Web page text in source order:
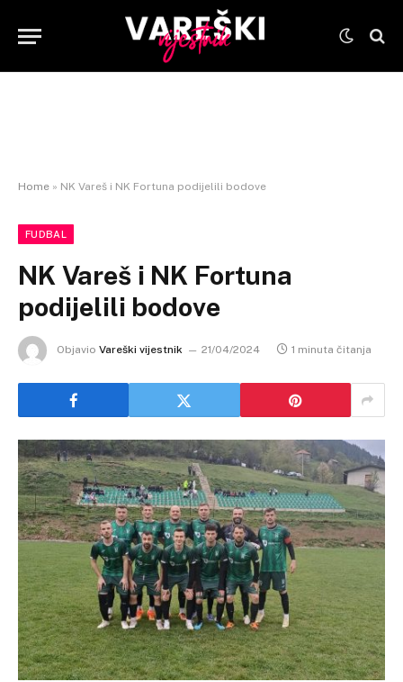
Home » NK Vareš i NK Fortuna podijelili bodove
FUDBAL
NK Vareš i NK Fortuna
podijelili bodove
Objavio Vareški vijestnik 21/04/2024 1 minuta čitanja